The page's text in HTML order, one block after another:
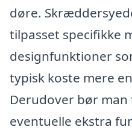
døre.
tilpasset specifikke
designfunktioner
typisk koste mere
Derudover bør
eventuelle ekstra